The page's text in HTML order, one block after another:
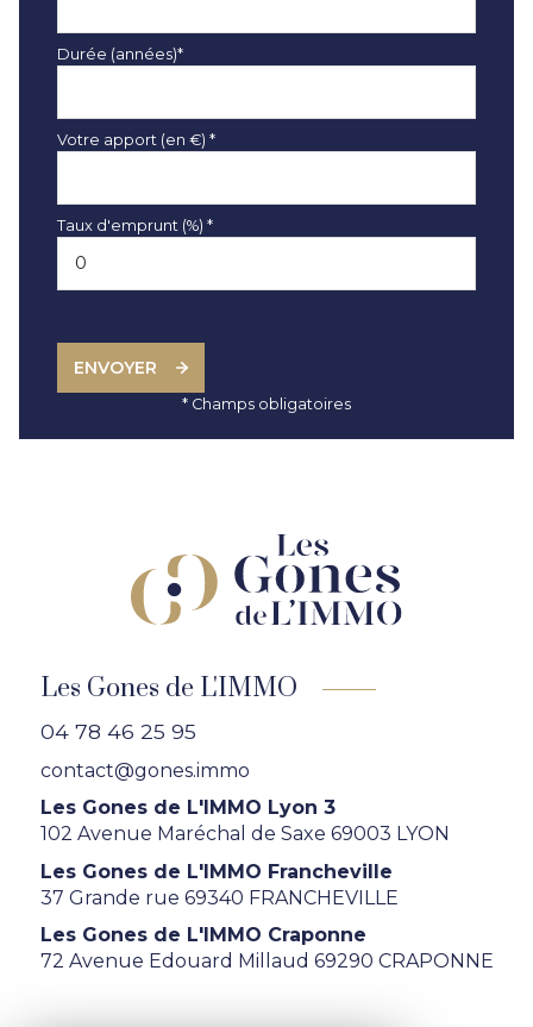
Durée (années)*
Votre apport (en €) *
Taux d'emprunt (%) *
ENVOYER
* Champs obligatoires
Les Gones de L'IMMO
04 78 46 25 95
contact@gones.immo
Les Gones de L'IMMO Lyon 3
102 Avenue Maréchal de Saxe 69003 LYON
Les Gones de L'IMMO Francheville
37 Grande rue 69340 FRANCHEVILLE
Les Gones de L'IMMO Craponne
72 Avenue Edouard Millaud 69290 CRAPONNE